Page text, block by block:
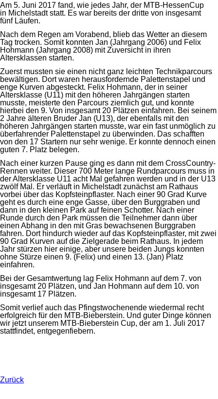
Am 5. Juni 2017 fand, wie jedes Jahr, der MTB-HessenCup
in Michelstadt statt. Es war bereits der dritte von insgesamt
fünf Läufen.
Nach dem Regen am Vorabend, blieb das Wetter an diesem
Tag trocken. Somit konnten Jan (Jahrgang 2006) und Felix
Hohmann (Jahrgang 2008) mit Zuversicht in ihren
Altersklassen starten.
Zuerst mussten sie einen nicht ganz leichten Technikparcours
bewältigen. Dort waren herausfordernde Palettenstapel und
enge Kurven abgesteckt. Felix Hohmann, der in seiner
Altersklasse (U11) mit den höheren Jahrgängen starten
musste, meisterte den Parcours ziemlich gut, und konnte
hierbei den 9. Von insgesamt 20 Plätzen einfahren. Bei seinem
2 Jahre älteren Bruder Jan (U13), der ebenfalls mit den
höheren Jahrgängen starten musste, war ein fast unmöglich zu
überfahrender Palettenstapel zu überwinden. Das schafften
von den 17 Startern nur sehr wenige. Er konnte dennoch einen
guten 7. Platz belegen.
Nach einer kurzen Pause ging es dann mit dem CrossCountry-
Rennen weiter. Dieser 700 Meter lange Rundparcours muss in
der Altersklasse U11 acht Mal gefahren werden und in der U13
zwölf Mal. Er verläuft in Michelstadt zunächst am Rathaus
vorbei über das Kopfsteinpflaster. Nach einer 90 Grad Kurve
geht es durch eine enge Gasse, über den Burggraben und
dann in den kleinen Park auf feinen Schotter. Nach einer
Runde durch den Park müssen die Teilnehmer dann über
einen Abhang in den mit Gras bewachsenen Burggraben
fahren. Dort hindurch wieder auf das Kopfsteinpflaster, mit zwei
90 Grad Kurven auf die Zielgerade beim Rathaus. In jedem
Jahr stürzen hier einige, aber unsere beiden Jungs konnten
ohne Stürze einen 9. (Felix) und einen 13. (Jan) Platz
einfahren.
Bei der Gesamtwertung lag Felix Hohmann auf dem 7. von
insgesamt 20 Plätzen, und Jan Hohmann auf dem 10. von
insgesamt 17 Plätzen.
Somit verlief auch das Pfingstwochenende wiedermal recht
erfolgreich für den MTB-Bieberstein. Und guter Dinge können
wir jetzt unserem MTB-Bieberstein Cup, der am 1. Juli 2017
stattfindet, entgegenfiebern.
Zurück